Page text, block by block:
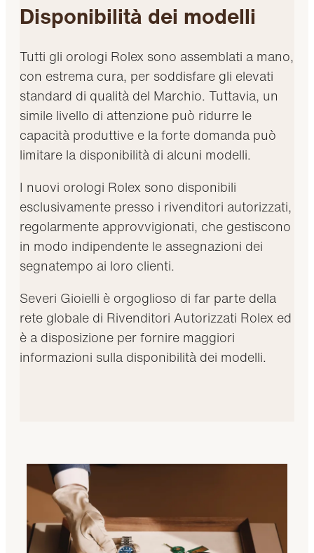
Disponibilità dei modelli
Tutti gli orologi Rolex sono assemblati a mano,
con estrema cura, per soddisfare gli elevati
standard di qualità del Marchio. Tuttavia, un
simile livello di attenzione può ridurre le
capacità produttive e la forte domanda può
limitare la disponibilità di alcuni modelli.
I nuovi orologi Rolex sono disponibili
esclusivamente presso i rivenditori autorizzati,
regolarmente approvvigionati, che gestiscono
in modo indipendente le assegnazioni dei
segnatempo ai loro clienti.
Severi Gioielli è orgoglioso di far parte della
rete globale di Rivenditori Autorizzati Rolex ed
è a disposizione per fornire maggiori
informazioni sulla disponibilità dei modelli.